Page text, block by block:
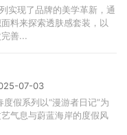
实现了品牌的美学革新，通
料来探索透肤感套装，以
善...
07-03
假系列以“漫游者日记”为
气息与蔚蓝海岸的度假风